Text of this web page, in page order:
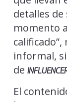
detalles
momento
informal,
de
El